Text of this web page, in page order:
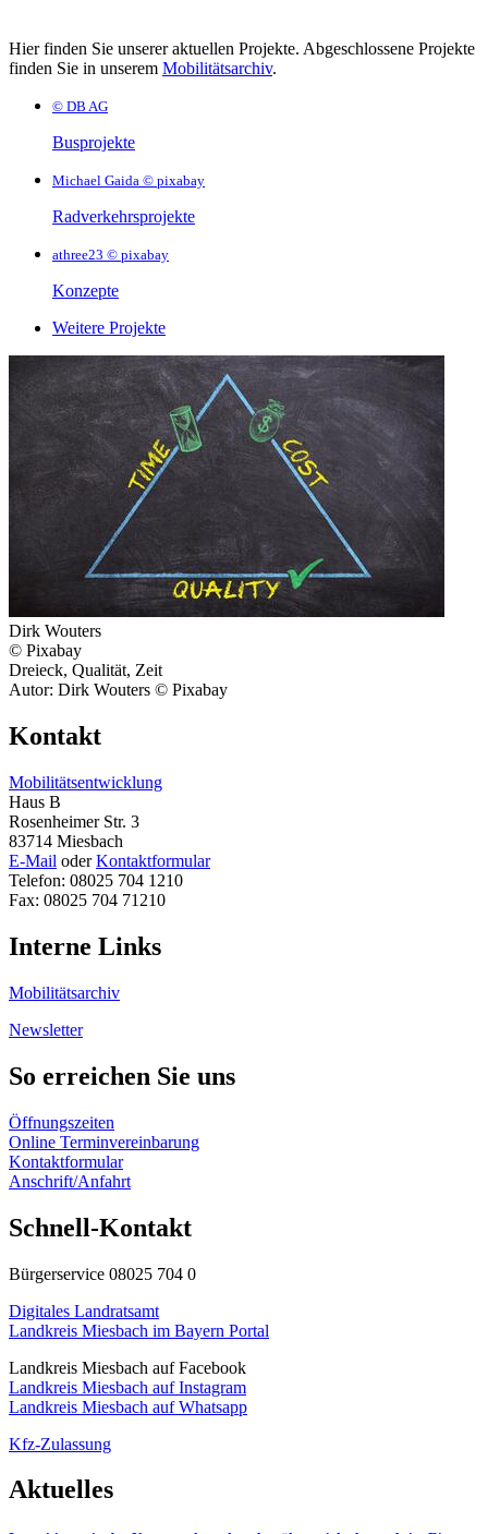
Hier finden Sie unserer aktuellen Projekte. Abgeschlossene Projekte
finden Sie in unserem Mobilitätsarchiv.
© DB AG
Busprojekte
Michael Gaida © pixabay
Radverkehrsprojekte
athree23 © pixabay
Konzepte
Weitere Projekte
Dirk Wouters
© Pixabay
Dreieck, Qualität, Zeit
Autor: Dirk Wouters © Pixabay
Kontakt
Mobilitätsentwicklung
Haus B
Rosenheimer Str. 3
83714 Miesbach
E-Mail oderKontaktformular
Telefon: 08025 704 1210
Fax: 08025 704 71210
Interne Links
Mobilitätsarchiv
Newsletter
So erreichen Sie uns
Öffnungszeiten
Online Terminvereinbarung
Kontaktformular
Anschrift/Anfahrt
Schnell-Kontakt
Bürgerservice 08025 704 0
Digitales Landratsamt
Landkreis Miesbach im Bayern Portal
Landkreis Miesbach auf Facebook
Landkreis Miesbach auf Instagram
Landkreis Miesbach auf Whatsapp
Kfz-Zulassung
Aktuelles